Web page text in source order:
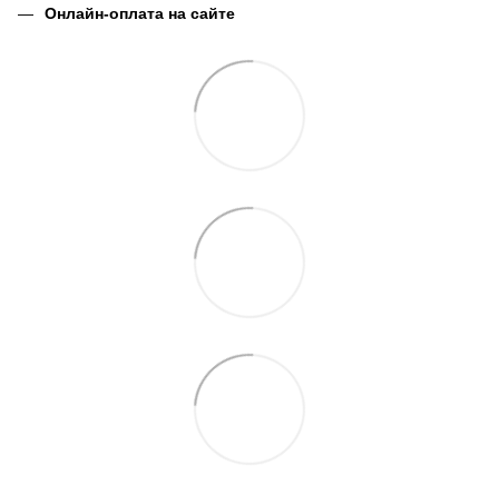
Онлайн-оплата на сайте